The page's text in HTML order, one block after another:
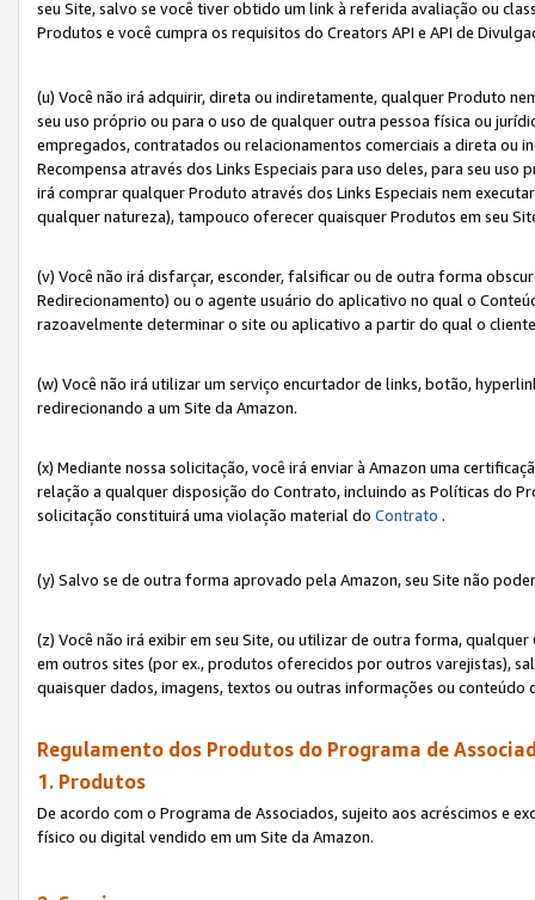
seu Site, salvo se você tiver obtido um link à referida avaliação ou
Produtos e você cumpra os requisitos do Creators API e API de
(u) Você não irá adquirir, direta ou indiretamente, qualquer Produto
seu uso próprio ou para o uso de qualquer outra pessoa física ou
empregados, contratados ou relacionamentos comerciais a direta ou
Recompensa através dos Links Especiais para uso deles, para seu
irá comprar qualquer Produto através dos Links Especiais nem
qualquer natureza), tampouco oferecer quaisquer Produtos em seu
(v) Você não irá disfarçar, esconder, falsificar ou de outra forma
Redirecionamento) ou o agente usuário do aplicativo no qual o
razoavelmente determinar o site ou aplicativo a partir do qual o
(w) Você não irá utilizar um serviço encurtador de links, botão,
redirecionando a um Site da Amazon.
(x) Mediante nossa solicitação, você irá enviar à Amazon uma
relação a qualquer disposição do Contrato, incluindo as Políticas do
solicitação constituirá uma violação material do Contrato .
(y) Salvo se de outra forma aprovado pela Amazon, seu Site não
(z) Você não irá exibir em seu Site, ou utilizar de outra forma,
em outros sites (por ex., produtos oferecidos por outros varejistas),
quaisquer dados, imagens, textos ou outras informações ou
Regulamento dos Produtos do Programa de
1. Produtos
De acordo com o Programa de Associados, sujeito aos acréscimos e
físico ou digital vendido em um Site da Amazon.